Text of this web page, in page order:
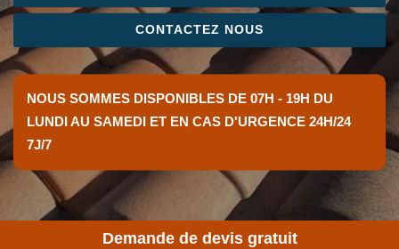
CONTACTEZ NOUS
NOUS SOMMES DISPONIBLES DE 07H - 19H DU
LUNDI AU SAMEDI ET EN CAS D'URGENCE 24H/24
7J/7
Demande de devis gratuit